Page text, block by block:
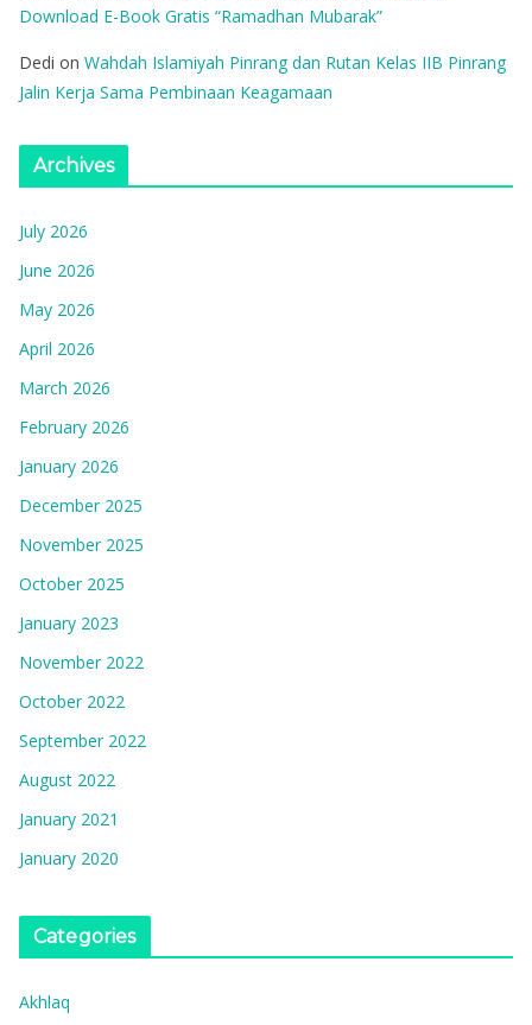
Download E-Book Gratis “Ramadhan Mubarak”
Dedi on Wahdah Islamiyah Pinrang dan Rutan Kelas IIB Pinrang
Jalin Kerja Sama Pembinaan Keagamaan
Archives
July 2026
June 2026
May 2026
April 2026
March 2026
February 2026
January 2026
December 2025
November 2025
October 2025
January 2023
November 2022
October 2022
September 2022
August 2022
January 2021
January 2020
Categories
Akhlaq